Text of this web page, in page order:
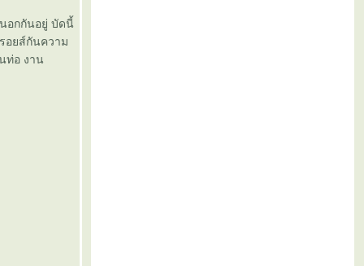
อกกันอยู่ บัดนี้
อยส์กันความ
ท่อ งาน